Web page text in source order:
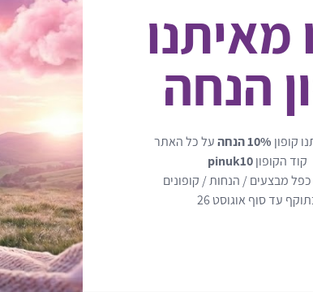
מאיתנו
הנחה
קופון 10% הנחה
על כל האתר
קוד הקופוןpinuk10
מבצעים / הנחות / קופונים
עד סוף אוגוסט 26